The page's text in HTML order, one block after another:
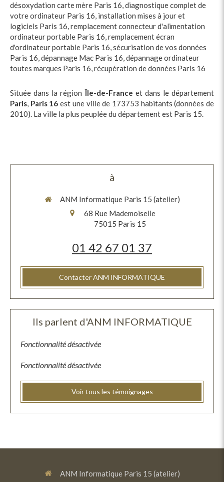
désoxydation carte mère Paris 16,diagnostique complet de
votre ordinateur Paris 16, installation mises à jour et
logiciels Paris 16,remplacement connecteur d'alimentation
ordinateur portable Paris 16,remplacement écran
d'ordinateur portable Paris 16,sécurisation de vos données
Paris 16,dépannage Mac Paris 16,dépannage ordinateur
toutes marques Paris 16,récupération de données Paris 16
Située dans la régionÎle-de-France et dans le département
Paris, Paris 16 est une ville de 173753 habitants (données de
2010). La ville la plus peuplée du département est Paris 15.
à
ANM Informatique Paris 15 (atelier)
68 Rue Mademoiselle
75015 Paris 15
01 42 67 01 37
Contacter ANM INFORMATIQUE
Ils parlent d'ANM INFORMATIQUE
Fonctionnalité désactivée
Fonctionnalité désactivée
Voir tous les témoignages
ANM Informatique Paris 15 (atelier)